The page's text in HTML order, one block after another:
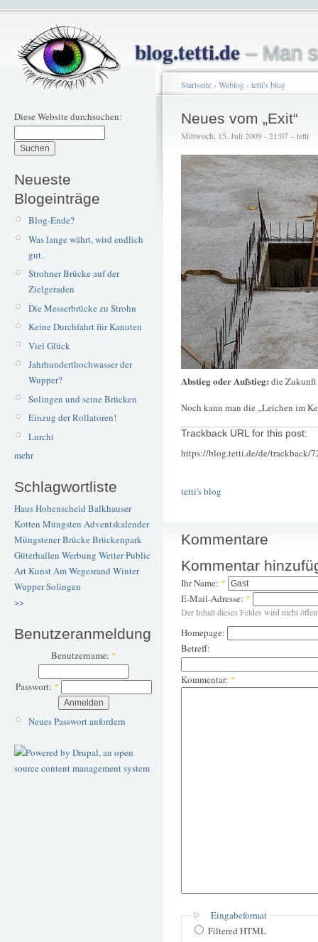
blog.tetti.de– Man
Diese Website durchsuchen:
Neueste
Blogeinträge
Blog-Ende?
Was lange währt, wird endlich
gut.
Strohner Brücke auf der
Zielgeraden
Die Messerbrücke zu Strohn
Keine Durchfahrt für Kanuten
Viel Glück
Jahrhunderthochwasser der
Wupper?
Solingen und seine Brücken
Einzug der Rollatoren!
Lurchi
mehr
Schlagwortliste
Haus Hohenscheid Balkhauser
Kotten Müngsten Adventskalender
Müngstener BrückeBrückenpark
Güterhallen Werbung WetterPublic
ArtKunstAm Wegesrand Winter
WupperSolingen
>>
Benutzeranmeldung
Benutzername: *
Passwort: *
Neues Passwort anfordern
Startseite› Weblog› tetti's blog
Neues vom „Exit“
Mittwoch, 15. Juli 2009 - 21:07 – tetti
Abstieg oder Aufstieg: die Zukunft
Noch kann man die „Leichen im
Trackback URL for this post:
https://blog.tetti.de/de/trackback/
tetti's blog
Kommentare
Kommentar
Ihr Name: *
E-Mail-Adresse: *
Der Inhalt dieses Feldes wird nicht
Homepage:
Betreff:
Kommentar: *
Eingabeformat
Filtered HTML